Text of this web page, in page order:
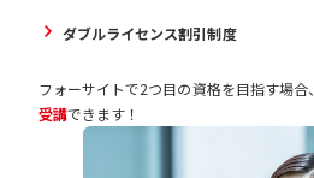
ダブルライセンス割引制度
フォーサイトで2つ目の資格を目指す場合、
受講できます！